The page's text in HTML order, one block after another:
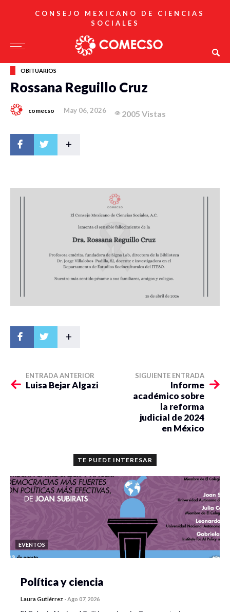
CONSEJO MEXICANO DE CIENCIAS
SOCIALES
OBITUARIOS
Rossana Reguillo Cruz
comecso May 06, 2026 2005 Vistas
+
+
ENTRADA ANTERIOR
Luisa Bejar Algazi
SIGUIENTE ENTRADA
Informe
académico sobre
la reforma
judicial de 2024
en México
TE PUEDE INTERESAR
EVENTOS
Política y ciencia
Laura Gutiérrez - Ago 07, 2026